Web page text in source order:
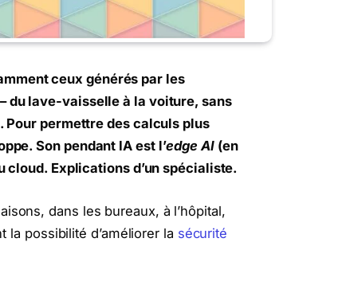
ceux générés par les
du lave-vaisselle à la voiture, sans
Pour permettre des calculs plus
Son pendant IA est l’edge AI(en
cloud. Explications d’un spécialiste.
dans les bureaux, à l’hôpital,
possibilité d’améliorer la sécurité